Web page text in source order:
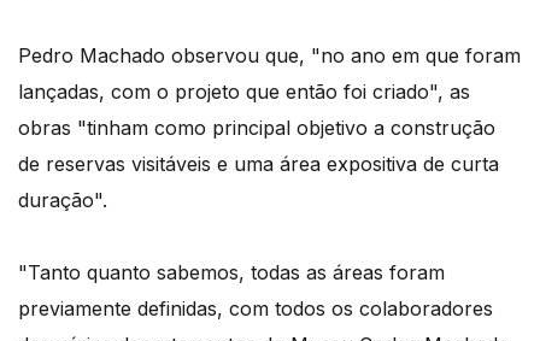
Pedro Machado observou que, "no ano em que foram
lançadas, com o projeto que então foi criado", as
obras "tinham como principal objetivo a construção
de reservas visitáveis e uma área expositiva de curta
duração".
"Tanto quanto sabemos, todas as áreas foram
previamente definidas, com todos os colaboradores